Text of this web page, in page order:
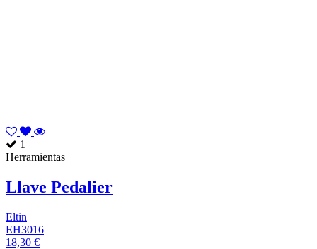
1
Herramientas
Llave Pedalier
Eltin
EH3016
18,30 €